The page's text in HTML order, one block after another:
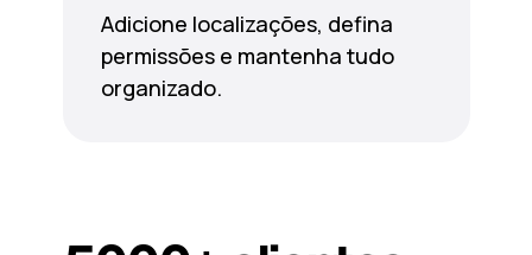
Adicione localizações, defina
permissões e mantenha tudo
organizado.